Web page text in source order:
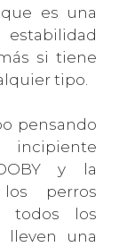
es una
si tiene
tipo.
pensando
incipiente
y la
perros
todos los
lleven una